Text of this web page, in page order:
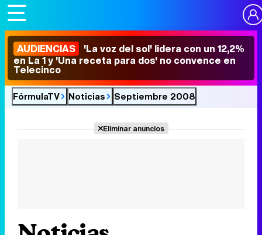
AUDIENCIAS 'La voz del sol' lidera con un 12,2%
en La 1 y 'Una receta para dos' no convence en
Telecinco
FórmulaTV Noticias Septiembre 2008
Eliminar anuncios